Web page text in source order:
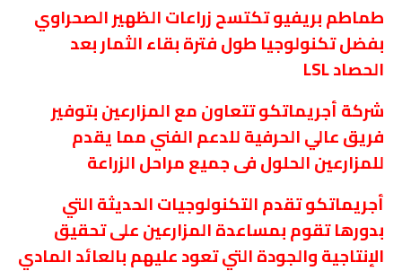
طماطم بريفيو تكتسح زراعات الظهير الصحراوي
بفضل تكنولوجيا طول فترة بقاء الثمار بعد
الحصاد LSL
شركة أجريماتكو تتعاون مع المزارعين بتوفير
فريق عالي الحرفية للدعم الفني مما يقدم
للمزارعين الحلول فى جميع مراحل الزراعة
أجريماتكو تقدم التكنولوجيات الحديثة التي
بدورها تقوم بمساعدة المزارعين على تحقيق
الإنتاجية والجودة التي تعود عليهم بالعائد المادي